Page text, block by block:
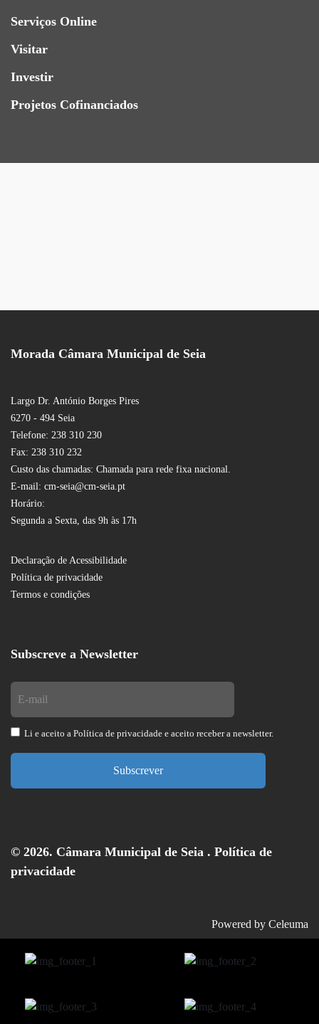
Serviços Online
Visitar
Investir
Projetos Cofinanciados
Morada Câmara Municipal de Seia
Largo Dr. António Borges Pires
6270 - 494 Seia
Telefone: 238 310 230
Fax: 238 310 232
Custo das chamadas: Chamada para rede fixa nacional.
E-mail: cm-seia@cm-seia.pt
Horário:
Segunda a Sexta, das 9h às 17h
Declaração de Acessibilidade
Política de privacidade
Termos e condições
Subscreve a Newsletter
Li e aceito a Política de privacidade e aceito receber a newsletter.
Subscrever
© 2026. Câmara Municipal de Seia . Política de
privacidade
Powered by Celeuma